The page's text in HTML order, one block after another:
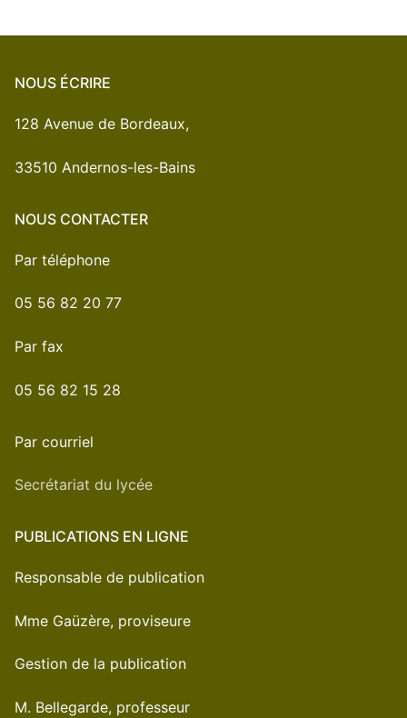
NOUS ÉCRIRE
128 Avenue de Bordeaux,
33510 Andernos-les-Bains
NOUS CONTACTER
Par téléphone
05 56 82 20 77
Par fax
05 56 82 15 28
Par courriel
Secrétariat du lycée
PUBLICATIONS EN LIGNE
Responsable de publication
Mme Gaüzère, proviseure
Gestion de la publication
M. Bellegarde, professeur